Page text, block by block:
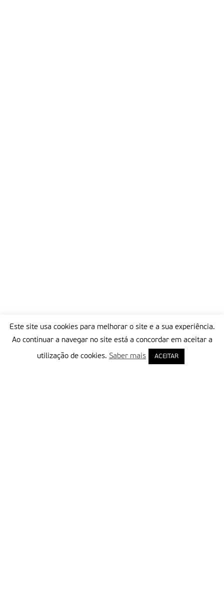
Este site usa cookies para melhorar o site e a sua experiência.
Ao continuar a navegar no site está a concordar em aceitar a
utilização de cookies. Saber mais ACEITAR